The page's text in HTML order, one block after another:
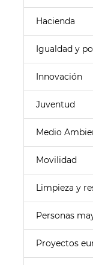
Hacienda
Igualdad y
Innovación
Juventud
Medio
Movilidad
Limpieza y
Personas
Proyectos